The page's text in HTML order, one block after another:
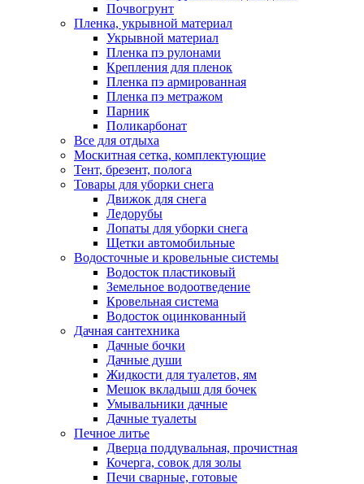
Почвогрунт
Пленка, укрывной материал
Укрывной материал
Пленка пэ рулонами
Крепления для пленок
Пленка пэ армированная
Пленка пэ метражом
Парник
Поликарбонат
Все для отдыха
Москитная сетка, комплектующие
Тент, брезент, полога
Товары для уборки снега
Движок для снега
Ледорубы
Лопаты для уборки снега
Щетки автомобильные
Водосточные и кровельные системы
Водосток пластиковый
Земельное водоотведение
Кровельная система
Водосток оцинкованный
Дачная сантехника
Дачные бочки
Дачные души
Жидкости для туалетов, ям
Мешок вкладыш для бочек
Умывальники дачные
Дачные туалеты
Печное литье
Дверца поддувальная, прочистная
Кочерга, совок для золы
Печи сварные, готовые